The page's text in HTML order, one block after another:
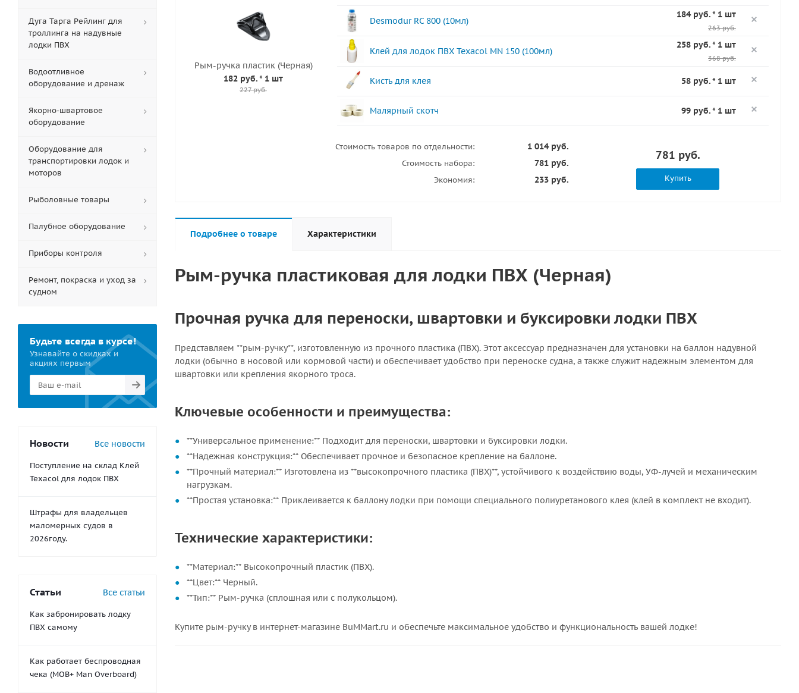
Рым-ручка пластик (Черная)
182 руб.* 1 шт
227 руб.
Desmodur RC 800 (10мл)
184 руб. * 1 шт
263 руб.
Клей для лодок ПВХ Texacol МN 150 (100мл)
258 руб. * 1 шт
368 руб.
Кисть для клея 58 руб. * 1 шт
Малярный скотч 99 руб. * 1 шт
Стоимость товаров по отдельности: 1 014 руб.
Стоимость набора: 781 руб.
Экономия: 233 руб.
781 руб.
Купить
Подробнее о товаре Характеристики
Рым-ручка пластиковая для лодки ПВХ (Черная)
Прочная ручка для переноски, швартовки и буксировки лодки ПВХ
Представляем **рым-ручку**, изготовленную из прочного пластика (ПВХ). Этот аксессуар предназначен для установки на баллон надувной
лодки (обычно в носовой или кормовой части) и обеспечивает удобство при переноске судна, а также служит надежным элементом для
швартовки или крепления якорного троса.
Ключевые особенности и преимущества:
**Универсальное применение:** Подходит для переноски, швартовки и буксировки лодки.
**Надежная конструкция:** Обеспечивает прочное и безопасное крепление на баллоне.
**Прочный материал:** Изготовлена из **высокопрочного пластика (ПВХ)**, устойчивого к воздействию воды, УФ-лучей и механическим
нагрузкам.
**Простая установка:** Приклеивается к баллону лодки при помощи специального полиуретанового клея (клей в комплект не входит).
Технические характеристики:
**Материал:** Высокопрочный пластик (ПВХ).
**Цвет:** Черный.
**Тип:** Рым-ручка (сплошная или с полукольцом).
Купите рым-ручку в интернет-магазине BuMMart.ru и обеспечьте максимальное удобство и функциональность вашей лодке!
Дуга Тарга Рейлинг для
троллинга на надувные
лодки ПВХ
Водоотливное
оборудование и дренаж
Якорно-швартовое
оборудование
Оборудование для
транспортировки лодок и
моторов
Рыболовные товары
Палубное оборудование
Приборы контроля
Ремонт, покраска и уход за
судном
Будьте всегда в курсе!
Узнавайте о скидках и
акциях первым
Новости Все новости
Поступление на склад Клей
Texacol для лодок ПВХ
Штрафы для владельцев
маломерных судов в
2026году.
Статьи Все статьи
Как забронировать лодку
ПВХ самому
Как работает беспроводная
чека (MOB+ Man Overboard)